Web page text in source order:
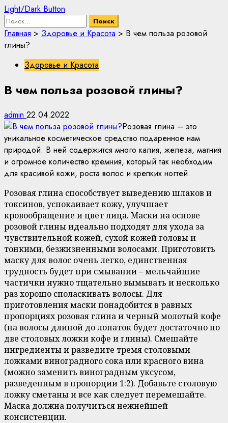
Light/Dark Button
Найти:
Главная > Здоровье и Красота > В чем польза розовой
глины?
Здоровье и Красота
В чем польза розовой глины?
admin 22.04.2022
Розовая глина – это
уникальное косметическое средство подаренное нам
природой. В ней содержится много калия, железа, магния
и огромное количество кремния, который так необходим
для красивой кожи, роста волос и крепких ногтей.
Розовая глина способствует выведению шлаков и
токсинов, успокаивает кожу, улучшает
кровообращение и цвет лица. Маски на основе
розовой глины идеально подходят для ухода за
чувствительной кожей, сухой кожей головы и
тонкими, безжизненными волосами. Приготовить
маску для волос очень легко, единственная
трудность будет при смывании – мельчайшие
частички нужно тщательно вымывать и несколько
раз хорошо споласкивать волосы. Для
приготовления маски понадобится в равных
пропорциях розовая глина и черный молотый кофе
(на волосы длиной до лопаток будет достаточно по
две столовых ложки кофе и глины). Смешайте
ингредиенты и разведите тремя столовыми
ложками виноградного сока или красного вина
(можно заменить виноградным уксусом,
разведенным в пропорции 1:2). Добавьте столовую
ложку сметаны и все как следует перемешайте.
Маска должна получиться нежнейшей
консистенции.